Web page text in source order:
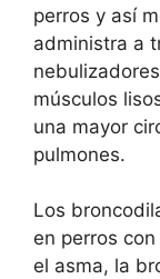
perros y así
administra a
músculos
una mayor
pulmones.
Los
en perros
el asma, la